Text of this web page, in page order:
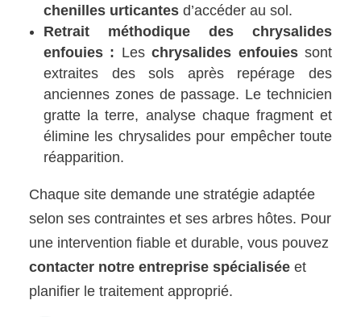
chenilles urticantes d’accéder au sol.
Retrait méthodique des chrysalides
enfouies : Leschrysalides enfouiessont
extraites des sols après repérage des
anciennes zones de passage. Le technicien
gratte la terre, analyse chaque fragment et
élimine les chrysalides pour empêcher toute
réapparition.
Chaque site demande une stratégie adaptée
selon ses contraintes et ses arbres hôtes. Pour
une intervention fiable et durable, vous pouvez
contacter notre entreprise spécialisée et
planifier le traitement approprié.